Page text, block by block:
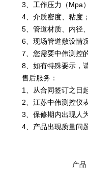
3、工作压力（Mpa
4、介质密度、粘度
5、管道材质、内径
6、现场管道敷设情
7、您需要中伟测控
8、如有特殊要示，
售后服务：
1、从合同签订之日
2、江苏中伟测控仪
3、保修期内出现人
4、产品出现质量问
产品